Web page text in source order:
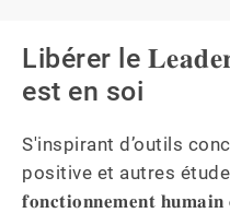
Libérer le
est en soi
S'inspirant d’outils
positive et autres
𝐟𝐨𝐧𝐜𝐭𝐢𝐨𝐧𝐧𝐞𝐦𝐞𝐧𝐭